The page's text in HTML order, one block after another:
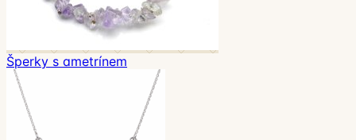
Šperky s ametrínem